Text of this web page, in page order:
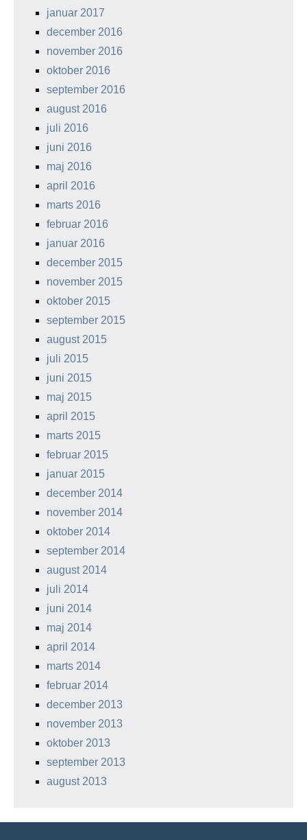
januar 2017
december 2016
november 2016
oktober 2016
september 2016
august 2016
juli 2016
juni 2016
maj 2016
april 2016
marts 2016
februar 2016
januar 2016
december 2015
november 2015
oktober 2015
september 2015
august 2015
juli 2015
juni 2015
maj 2015
april 2015
marts 2015
februar 2015
januar 2015
december 2014
november 2014
oktober 2014
september 2014
august 2014
juli 2014
juni 2014
maj 2014
april 2014
marts 2014
februar 2014
december 2013
november 2013
oktober 2013
september 2013
august 2013